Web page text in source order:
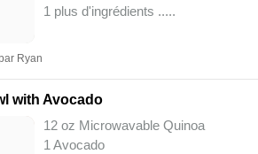
1 plus d'ingrédients .....
Ryan
with Avocado
12 oz Microwavable Quinoa
1 Avocado